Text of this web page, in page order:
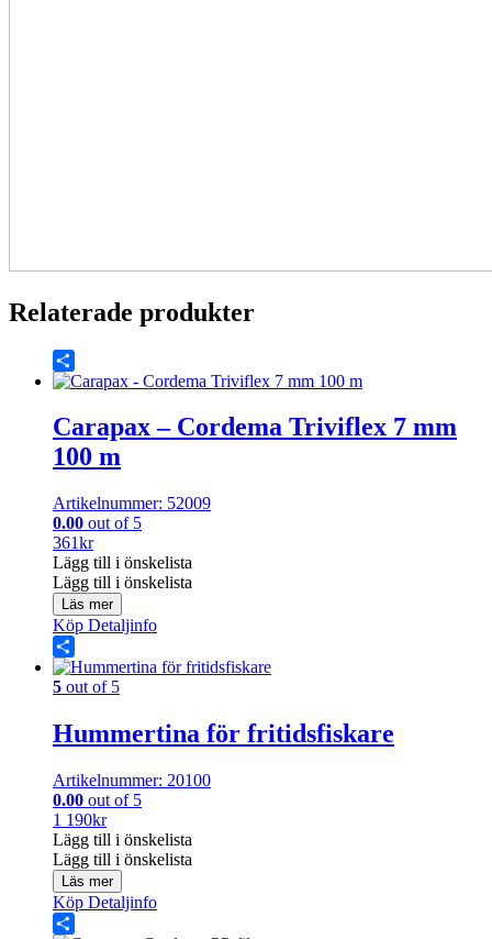
Relaterade produkter
Share
Carapax – Cordema Triviflex 7 mm
100 m
Artikelnummer: 52009
0.00 out of 5
361kr
Lägg till i önskelista
Lägg till i önskelista
Läs mer
Köp Detaljinfo
Share
5 out of 5
Hummertina för fritidsfiskare
Artikelnummer: 20100
0.00 out of 5
1 190kr
Lägg till i önskelista
Lägg till i önskelista
Läs mer
Köp Detaljinfo